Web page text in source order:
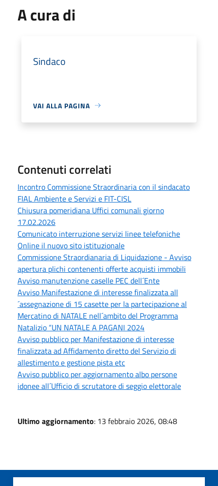
A cura di
Sindaco
VAI ALLA PAGINA
Contenuti correlati
Incontro Commissione Straordinaria con il sindacato
FIAL Ambiente e Servizi e FIT-CISL
Chiusura pomeridiana Uffici comunali giorno
17.02.2026
Comunicato interruzione servizi linee telefoniche
Online il nuovo sito istituzionale
Commissione Straordianaria di Liquidazione - Avviso
apertura plichi contenenti offerte acquisti immobili
Avviso manutenzione caselle PEC dell´Ente
Avviso Manifestazione di interesse finalizzata all
´assegnazione di 15 casette per la partecipazione al
Mercatino di NATALE nell´ambito del Programma
Natalizio “UN NATALE A PAGANI 2024
Avviso pubblico per Manifestazione di interesse
finalizzata ad Affidamento diretto del Servizio di
allestimento e gestione pista etc
Avviso pubblico per aggiornamento albo persone
idonee all´Ufficio di scrutatore di seggio elettorale
Ultimo aggiornamento: 13 febbraio 2026, 08:48